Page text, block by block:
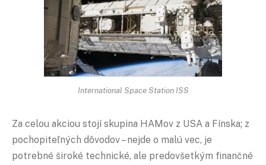
International Space Station ISS
Za celou akciou stojí skupina HAMov z USA a Fínska; z
pochopiteľných dôvodov – nejde o malú vec, je
potrebné široké technické, ale predovšetkým finančné